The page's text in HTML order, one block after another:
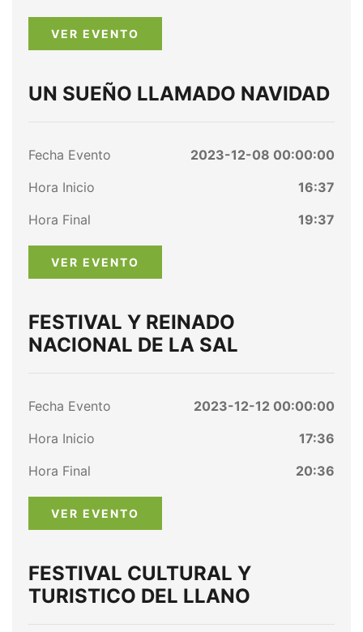
VER EVENTO
UN SUEÑO LLAMADO NAVIDAD
Fecha Evento
2023-12-08 00:00:00
Hora Inicio
16:37
Hora Final
19:37
VER EVENTO
FESTIVAL Y REINADO
NACIONAL DE LA SAL
Fecha Evento
2023-12-12 00:00:00
Hora Inicio
17:36
Hora Final
20:36
VER EVENTO
FESTIVAL CULTURAL Y
TURISTICO DEL LLANO